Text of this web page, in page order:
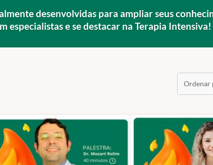
desenvolvidas para ampliar seus
e se destacar na Terapia Intensiva!
Ordenar